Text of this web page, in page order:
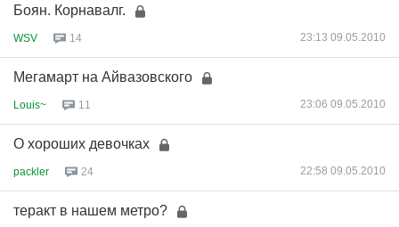
Боян. Корнавалг.
WSV 14 23:13 09.05.2010
Мегамарт на Айвазовского
Louis~ 11 23:06 09.05.2010
О хороших девочках
packler 24 22:58 09.05.2010
теракт в нашем метро?